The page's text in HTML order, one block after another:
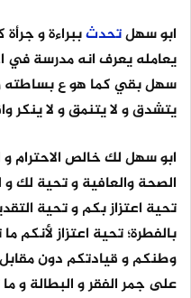
ابو سهلتحدثببراءة و
يعامله يعرف انه مدرسة في
سهل بقي كما هو ع بساطته و
يتشدق و لا يتنمق و لا ينكر
ابو سهل لك خالص الاحترام
الصحة والعافية و تحية لك و
تحية اعتزاز بكم و تحية
بالفطرة؛ تحية اعتزاز لأنكم
وطنكم و قيادتكم دون مقابل؛
على جمر الفقر و البطالة و